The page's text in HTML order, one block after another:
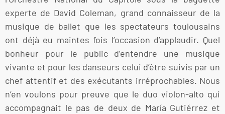
experte de David Coleman, grand connaisseur de la
musique de ballet que les spectateurs toulousains
ont déjà eu maintes fois l’occasion d’applaudir. Quel
bonheur pour le public d’entendre une musique
vivante et pour les danseurs celui d’être suivis par un
chef attentif et des exécutants irréprochables. Nous
n’en voulons pour preuve que le duo violon-alto qui
accompagnait le pas de deux de María Gutiérrez et